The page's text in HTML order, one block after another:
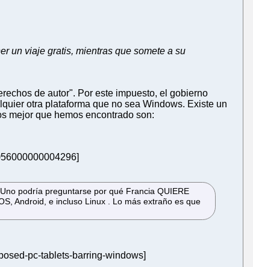
un viaje gratis, mientras que somete a su
de autor". Por este impuesto, el gobierno
otra plataforma que no sea Windows. Existe un
mejor que hemos encontrado son:
podría preguntarse por qué Francia QUIERE
Android, e incluso Linux . Lo más extraño es que
pc-tablets-barring-windows]